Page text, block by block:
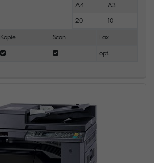
A4 A3
20 10
Kopie Scan Fax
opt.